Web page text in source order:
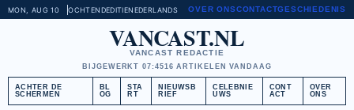
MON, AUG 10 OCHTENDEDITIENEDERLANDS OVER ONSCONTACTGESCHIEDENIS
VANCAST.NL
VANCAST REDACTIE
BIJGEWERKT 07:4516 ARTIKELEN VANDAAG
ACHTER DE
SCHERMEN
BL
OG
STA
RT
NIEUWSB
RIEF
CELEBNIE
UWS
CONT
ACT
OVER
ONS